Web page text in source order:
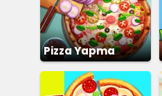
Pizza Yapma